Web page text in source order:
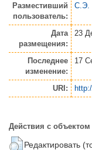
Разместивший
пользователь:
С.Э.
Дата
размещения:
23
Последнее
изменение:
17
URI:
Действия с объектом
Редактировать